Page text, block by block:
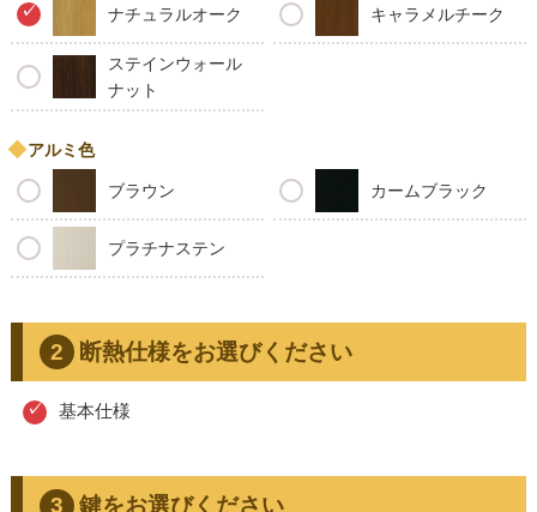
ナチュラルオーク キャラメルチーク
ステインウォール
ナット
アルミ色
ブラウン カームブラック
プラチナステン
断熱仕様をお選びください
基本仕様
鍵をお選びください